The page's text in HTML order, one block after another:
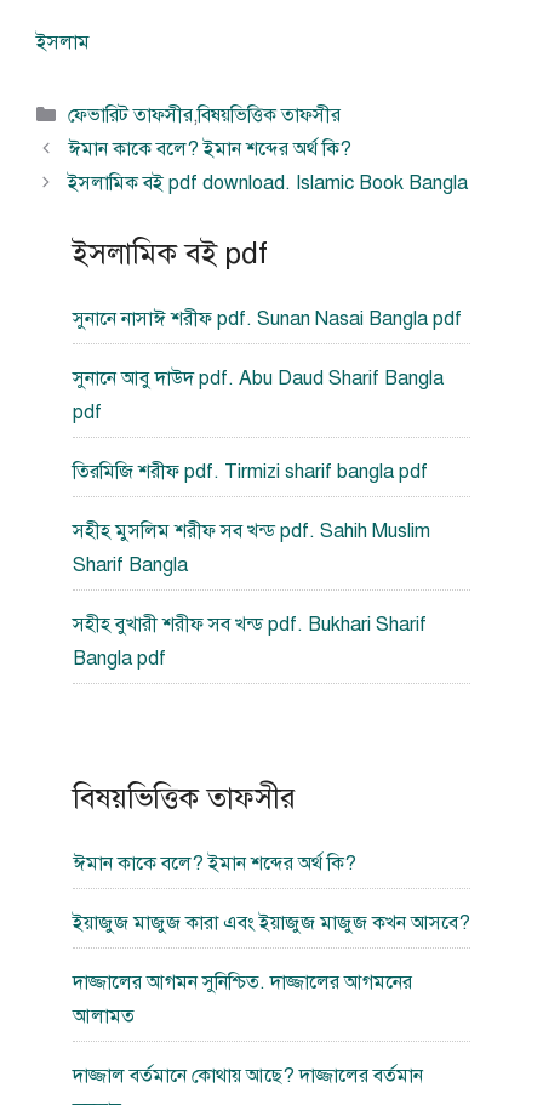
ইসলাম
বিভাগ
সমূহ
ফেভারিট তাফসীর,বিষয়ভিত্তিক তাফসীর
ঈমান কাকে বলে? ইমান শব্দের অর্থ কি?
ইসলামিক বই pdf download. Islamic Book Bangla
ইসলামিক বই pdf
সুনানে নাসাঈ শরীফ pdf. Sunan Nasai Bangla pdf
সুনানে আবু দাউদ pdf. Abu Daud Sharif Bangla
pdf
তিরমিজি শরীফ pdf. Tirmizi sharif bangla pdf
সহীহ মুসলিম শরীফ সব খন্ড pdf. Sahih Muslim
Sharif Bangla
সহীহ বুখারী শরীফ সব খন্ড pdf. Bukhari Sharif
Bangla pdf
বিষয়ভিত্তিক তাফসীর
ঈমান কাকে বলে? ইমান শব্দের অর্থ কি?
ইয়াজুজ মাজুজ কারা এবং ইয়াজুজ মাজুজ কখন আসবে?
দাজ্জালের আগমন সুনিশ্চিত. দাজ্জালের আগমনের
আলামত
দাজ্জাল বর্তমানে কোথায় আছে? দাজ্জালের বর্তমান